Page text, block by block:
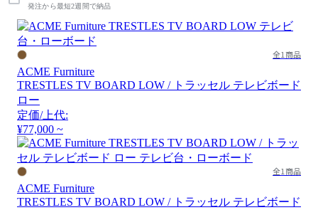
発注から最短2週間で納品
全1商品
ACME Furniture
TRESTLES TV BOARD LOW / トラッセル テレビボード
ロー
定価/上代:
¥77,000 ~
全1商品
ACME Furniture
TRESTLES TV BOARD LOW / トラッセル テレビボード